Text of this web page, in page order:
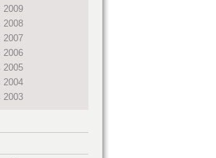
2009
2008
2007
2006
2005
2004
2003